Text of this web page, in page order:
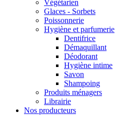
Végétarien
Glaces - Sorbets
Poissonnerie
Hygiène et parfumerie
Dentifrice
Démaquillant
Déodorant
Hygiène intime
Savon
Shampoing
Produits ménagers
Librairie
Nos producteurs